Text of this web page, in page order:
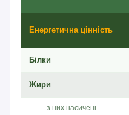
Енергетична цінність
Білки
Жири
— з них насичені